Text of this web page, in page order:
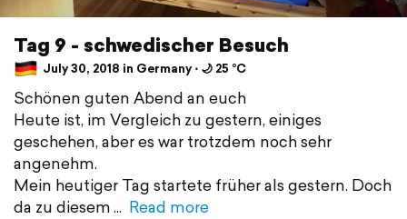
Tag 9 - schwedischer Besuch
July 30, 2018 in Germany ⋅ 🌙 25 °C
Schönen guten Abend an euch
Heute ist, im Vergleich zu gestern, einiges
geschehen, aber es war trotzdem noch sehr
angenehm.
Mein heutiger Tag startete früher als gestern. Doch
da zu diesem
Read more